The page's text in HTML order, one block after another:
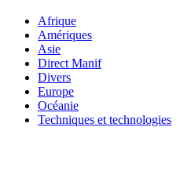
Afrique
Amériques
Asie
Direct Manif
Divers
Europe
Océanie
Techniques et technologies